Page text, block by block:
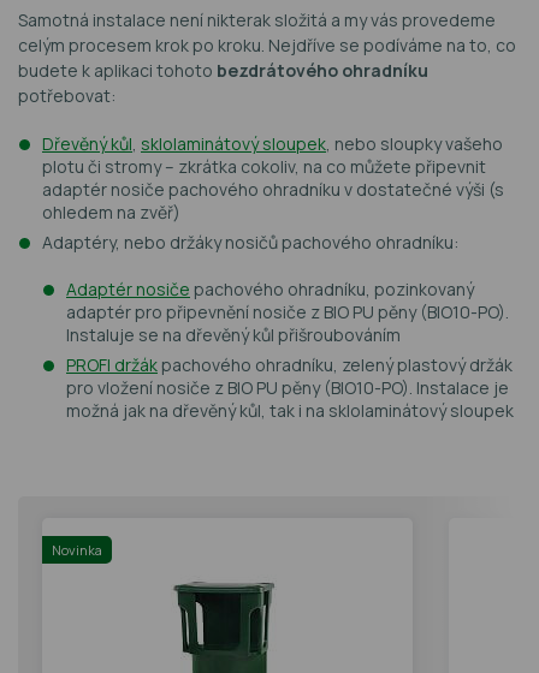
Samotná instalace není nikterak složitá a my vás provedeme
celým procesem krok po kroku. Nejdříve se podíváme na to, co
budete k aplikaci tohoto bezdrátového ohradníku
potřebovat:
Dřevěný kůl, sklolaminátový sloupek, nebo sloupky vašeho
plotu či stromy – zkrátka cokoliv, na co můžete připevnit
adaptér nosiče pachového ohradníku v dostatečné výši (s
ohledem na zvěř)
Adaptéry, nebo držáky nosičů pachového ohradníku:
Adaptér nosiče pachového ohradníku, pozinkovaný
adaptér pro připevnění nosiče z BIO PU pěny (BIO10-PO).
Instaluje se na dřevěný kůl přišroubováním
PROFI držákpachového ohradníku, zelený plastový držák
pro vložení nosiče z BIO PU pěny (BIO10-PO). Instalace je
možná jak na dřevěný kůl, tak i na sklolaminátový sloupek
Novinka